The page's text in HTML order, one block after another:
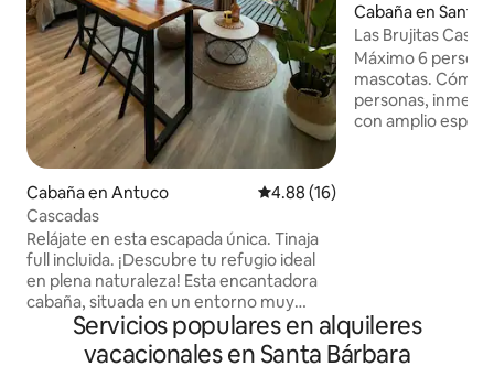
Cabaña en Antuco Calificación promedio: 4.88 de
4.88 (16)
Cascadas
Relájate en esta escapada única. Tinaja
full incluida. ¡Descubre tu refugio ideal
en plena naturaleza! Esta encantadora
cabaña, situada en un entorno muy
hermoso ofrece el lugar perfecto para
desconectarse y reconectar con la
tranquilidad. Rodeada de Roquerios y
Cabaña en Santa
Las Brujitas Casa
Máximo 6
mascotas. Cómoda casa campo para 6
personas,
con amplio
moto de agua,
Servicios populares en alquileres
vacacionales en Santa Bárbara